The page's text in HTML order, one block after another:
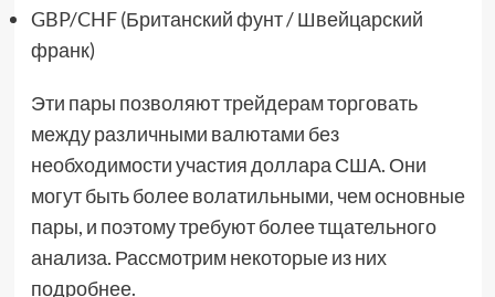
GBP/CHF (Британский фунт / Швейцарский
франк)
Эти пары позволяют трейдерам торговать
между различными валютами без
необходимости участия доллара США. Они
могут быть более волатильными, чем основные
пары, и поэтому требуют более тщательного
анализа. Рассмотрим некоторые из них
подробнее.